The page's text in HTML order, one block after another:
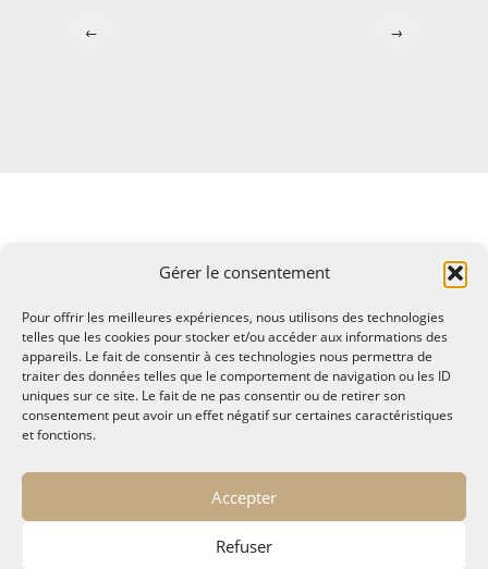
Gérer le consentement
Pour offrir les meilleures expériences, nous utilisons des technologies
telles que les cookies pour stocker et/ou accéder aux informations des
appareils. Le fait de consentir à ces technologies nous permettra de
traiter des données telles que le comportement de navigation ou les ID
uniques sur ce site. Le fait de ne pas consentir ou de retirer son
consentement peut avoir un effet négatif sur certaines caractéristiques
et fonctions.
Accepter
Refuser
← →
© MALTAE, Mémoire A Lire, Territoire A l'Ecoute / 1995-
2025
32, chemin Saint Lazare - Hyères 83400
maltae2(arobase)gmail.com